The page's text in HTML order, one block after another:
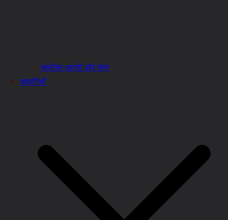
चालीसा आरती और मंत्र
कहानियाँ